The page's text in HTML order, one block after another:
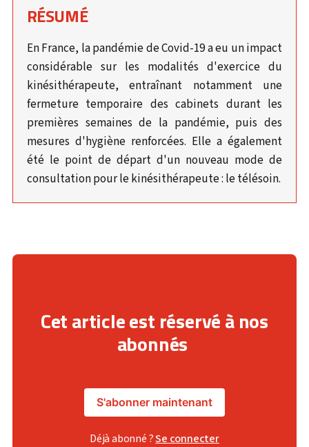
RÉSUMÉ
En France, la pandémie de Covid-19 a eu un impact
considérable sur les modalités d'exercice du
kinésithérapeute, entraînant notamment une
fermeture temporaire des cabinets durant les
premières semaines de la pandémie, puis des
mesures d'hygiène renforcées. Elle a également
été le point de départ d'un nouveau mode de
consultation pour le kinésithérapeute : le télésoin.
Cet article est réservé à nos
abonnés
S'abonner maintenant
Déjà abonné ?Se connecter